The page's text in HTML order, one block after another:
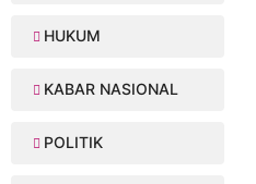
HUKUM
KABAR NASIONAL
POLITIK